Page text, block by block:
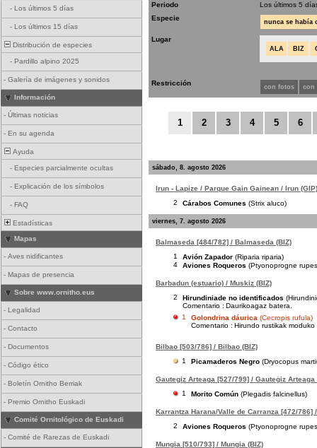
- Los últimos 5 días
- Los últimos 15 días
Distribución de especies
- Pardillo alpino 2025
- Galería de imágenes y sonidos
Información
- Últimas noticias
- En su agenda
Ayuda
- Especies parcialmente ocultas
- Explicación de los símbolos
- FAQ
Estadísticas
Mapas
- Aves nidificantes
- Mapas de presencia
Sobre www.ornitho.eus
- Legalidad
- Contacto
- Documentos
- Código ético
- Boletín Ornitho Berriak
- Premio Ornitho Euskadi
Comité Ornitológico de Euskadi
- Comité de Rarezas de Euskadi
Periodo
Los últimos 5
Especie
nunca se había
Lugar
ALA BIZ
Restricción con fotos con
1 2 3 4 5 6
sábado, 8. agosto 2026
Irun - Lapize / Parque Gain Gainean / Irun (GIP)
2
Cárabos Comunes (Strix aluco)
viernes, 7. agosto 2026
Balmaseda [484/782] / Balmaseda (BIZ)
1
Avión Zapador (Riparia riparia)
4
Aviones Roqueros (Ptyonoprogne
Barbadun (estuario) / Muskiz (BIZ)
2
Hirundiniade no identificados
Comentario : Daurikoagaz batera.
1
Golondrina dáurica (Cecropis rufula)
Comentario : Hirundo rustikak
Bilbao [503/786] / Bilbao (BIZ)
1
Picamaderos Negro (Dryocopus
Gautegiz Arteaga [527/799] / Gautegiz Arteaga
1
Morito Común (Plegadis falcinellus)
Karrantza Harana/Valle de Carranza [472/786]
2
Aviones Roqueros (Ptyonoprogne
Mungia [510/793] / Mungia (BIZ)